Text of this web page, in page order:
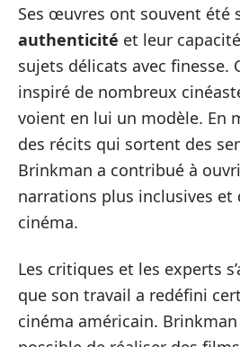
Ses œuvres ont souvent été
authenticité et leur
sujets délicats avec finesse.
inspiré de nombreux
voient en lui un modèle. En
des récits qui sortent des
Brinkman a contribué à
narrations plus inclusives et
cinéma.
Les critiques et les experts
que son travail a redéfini
cinéma américain.